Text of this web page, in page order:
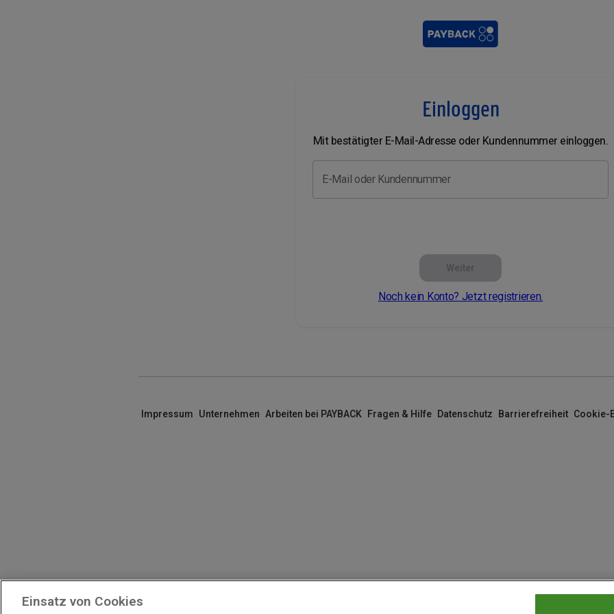
Einloggen
Mit bestätigter E-Mail-Adresse oder Kundennummer einloggen.
E-Mail oder Kundennummer
Weiter
Noch kein Konto? Jetzt registrieren.
Impressum Unternehmen Arbeiten bei PAYBACK Fragen & Hilfe Datenschutz Barrierefreiheit Cookie-
Einsatz von Cookies